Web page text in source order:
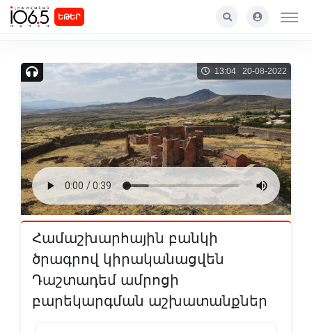
ԵԹԵՐ
13:04 20-08-2022
Համաշխարհային բանկի
ծրագրով կիրականացվեն
Դաշտադեմ ամրոցի
բարեկարգման աշխատանքներ